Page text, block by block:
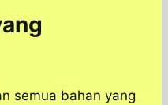
semua bahan yang